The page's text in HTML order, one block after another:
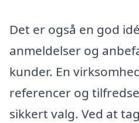
Det er også en god
anmeldelser og
kunder. En
referencer og
sikkert valg. Ved at